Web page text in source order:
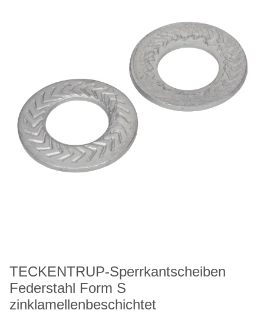
TECKENTRUP-Sperrkantscheiben
Federstahl Form S
zinklamellenbeschichtet